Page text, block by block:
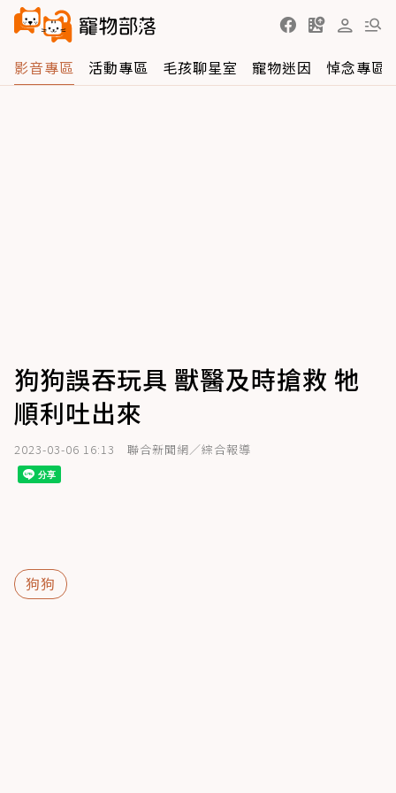
影音專區 活動專區 毛孩聊星室 寵物迷因 悼念專區
狗狗誤吞玩具 獸醫及時搶救 牠
順利吐出來
2023-03-06 16:13 聯合新聞網／綜合報導
狗狗